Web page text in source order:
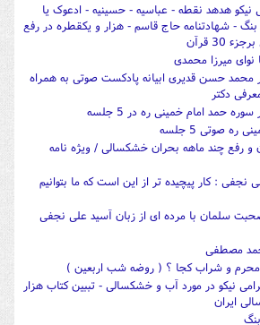
نیکو هدهد نقطه - عباسیه - حسینیه - ادعوک یا
- شهادتنامه حاج قاسم - هزار و یکقطره در رفع
قرآن
میرزا محمدی
محمد حسن قدیری ابیانه پادکست صوتی به همراه
دکتر
حمد امام خمینی ره در 5 جلسه
صوتی 5 جلسه
و رفع چند ماهه بحران خشکسالی / ویژه نامه
: کار پیچیده تر از این است که ما بتوانیم
سلمان با مرده ای از زبان آسید علی نجفی
مصطفی
و شراب کجا ؟ ( روضه شب اربعین )
نیکو در مورد آب و خشکسالی - تببین کتاب هزار
ایران